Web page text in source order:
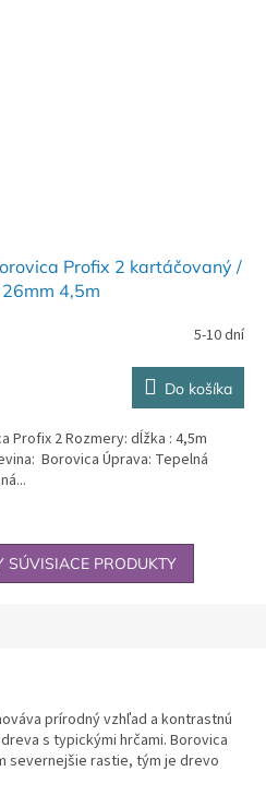
Profix 2 kartáčovaný /
4,5m
5-10 dní
Do košíka
Profix 2 Rozmery: dĺžka : 4,5m
Borovica Úprava: Tepelná
SÚVISIACE PRODUKTY
prírodný vzhľad a kontrastnú
s typickými hrčami. Borovica
severnejšie rastie, tým je drevo